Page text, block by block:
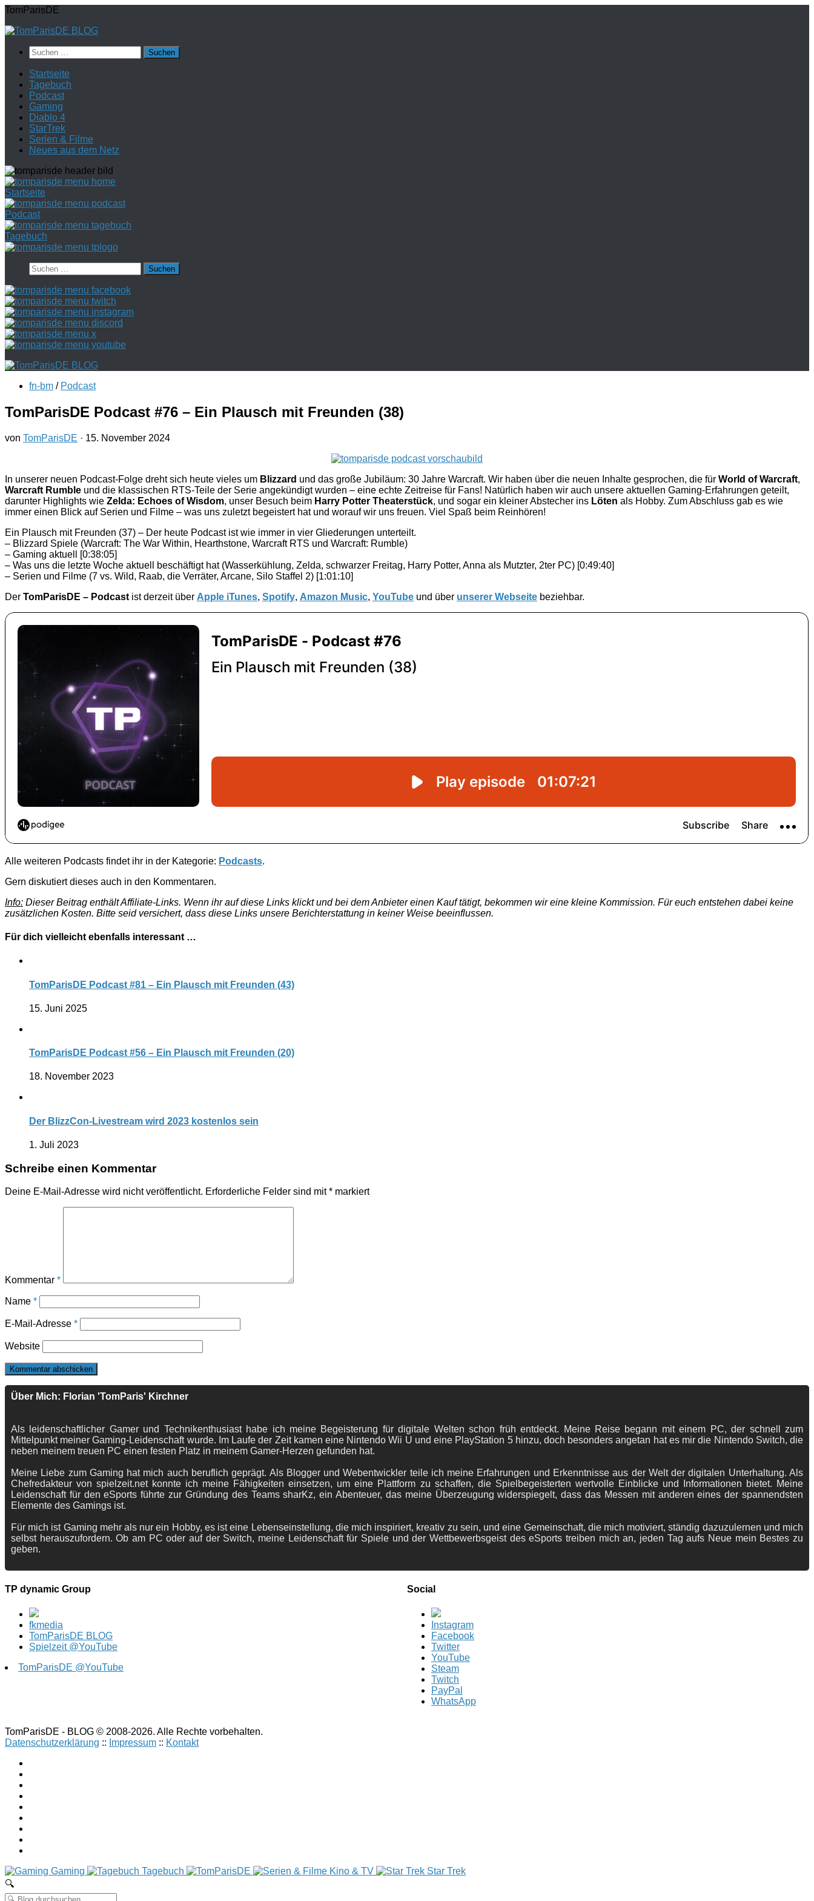
Zum
springen
TomParisDE
Suchen
nach:
Startseite
Tagebuch
Podcast
Gaming
Diablo 4
StarTrek
Serien & Filme
Neues aus dem Netz
Startseite
Podcast
Tagebuch
Suchen
nach:
fn-bm / Podcast
TomParisDE Podcast #76 – Ein Plausch mit Freunden (38)
von TomParisDE · 15. November 2024
In unserer neuen Podcast-Folge dreht sich heute vieles um Blizzard und das große Jubiläum: 30 Jahre Warcraft. Wir haben über die neuen Inhalte gesprochen, die für World of Warcraft,
Warcraft Rumble und die klassischen RTS-Teile der Serie angekündigt wurden – eine echte Zeitreise für Fans! Natürlich haben wir auch unsere aktuellen Gaming-Erfahrungen geteilt,
darunter Highlights wie Zelda: Echoes of Wisdom, unser Besuch beim Harry Potter Theaterstück, und sogar ein kleiner Abstecher ins Löten als Hobby. Zum Abschluss gab es wie
immer einen Blick auf Serien und Filme – was uns zuletzt begeistert hat und worauf wir uns freuen. Viel Spaß beim Reinhören! ️
Ein Plausch mit Freunden (37) – Der heute Podcast ist wie immer in vier Gliederungen unterteilt.
– Blizzard Spiele (Warcraft: The War Within, Hearthstone, Warcraft RTS und Warcraft: Rumble)
– Gaming aktuell [0:38:05]
– Was uns die letzte Woche aktuell beschäftigt hat (Wasserkühlung, Zelda, schwarzer Freitag, Harry Potter, Anna als Mutzter, 2ter PC) [0:49:40]
– Serien und Filme (7 vs. Wild, Raab, die Verräter, Arcane, Silo Staffel 2) [1:01:10]
Der TomParisDE – Podcast ist derzeit über Apple iTunes, Spotify, Amazon Music, YouTube und über unserer Webseite beziehbar.
Alle weiteren Podcasts findet ihr in der Kategorie: Podcasts.
Gern diskutiert dieses auch in den Kommentaren.
Info: Dieser Beitrag enthält Affiliate-Links. Wenn ihr auf diese Links klickt und bei dem Anbieter einen Kauf tätigt, bekommen wir eine kleine Kommission. Für euch entstehen dabei keine
zusätzlichen Kosten. Bitte seid versichert, dass diese Links unsere Berichterstattung in keiner Weise beeinflussen.
Für dich vielleicht ebenfalls interessant …
TomParisDE Podcast #81 – Ein Plausch mit Freunden (43)
15. Juni 2025
TomParisDE Podcast #56 – Ein Plausch mit Freunden (20)
18. November 2023
Der BlizzCon-Livestream wird 2023 kostenlos sein
1. Juli 2023
Schreibe einen Kommentar
Deine E-Mail-Adresse wird nicht veröffentlicht. Erforderliche Felder sind mit* markiert
Kommentar *
Name *
E-Mail-Adresse *
Website
Über Mich: Florian 'TomParis' Kirchner
Als leidenschaftlicher Gamer und Technikenthusiast habe ich meine Begeisterung für digitale Welten schon früh entdeckt. Meine Reise begann mit einem PC, der schnell zum
Mittelpunkt meiner Gaming-Leidenschaft wurde. Im Laufe der Zeit kamen eine Nintendo Wii U und eine PlayStation 5 hinzu, doch besonders angetan hat es mir die Nintendo Switch, die
neben meinem treuen PC einen festen Platz in meinem Gamer-Herzen gefunden hat.
Meine Liebe zum Gaming hat mich auch beruflich geprägt. Als Blogger und Webentwickler teile ich meine Erfahrungen und Erkenntnisse aus der Welt der digitalen Unterhaltung. Als
Chefredakteur von spielzeit.net konnte ich meine Fähigkeiten einsetzen, um eine Plattform zu schaffen, die Spielbegeisterten wertvolle Einblicke und Informationen bietet. Meine
Leidenschaft für den eSports führte zur Gründung des Teams sharKz, ein Abenteuer, das meine Überzeugung widerspiegelt, dass das Messen mit anderen eines der spannendsten
Elemente des Gamings ist.
Für mich ist Gaming mehr als nur ein Hobby, es ist eine Lebenseinstellung, die mich inspiriert, kreativ zu sein, und eine Gemeinschaft, die mich motiviert, ständig dazuzulernen und mich
selbst herauszufordern. Ob am PC oder auf der Switch, meine Leidenschaft für Spiele und der Wettbewerbsgeist des eSports treiben mich an, jeden Tag aufs Neue mein Bestes zu
geben.
TP dynamic Group
fkmedia
TomParisDE BLOG
Spielzeit @YouTube
TomParisDE @YouTube
Social
Instagram
Facebook
Twitter
YouTube
Steam
Twitch
PayPal
WhatsApp
TomParisDE - BLOG © 2008-2026. Alle Rechte vorbehalten.
Datenschutzerklärung :: Impressum :: Kontakt
Gaming Tagebuch Kino & TV
Star Trek
🔍